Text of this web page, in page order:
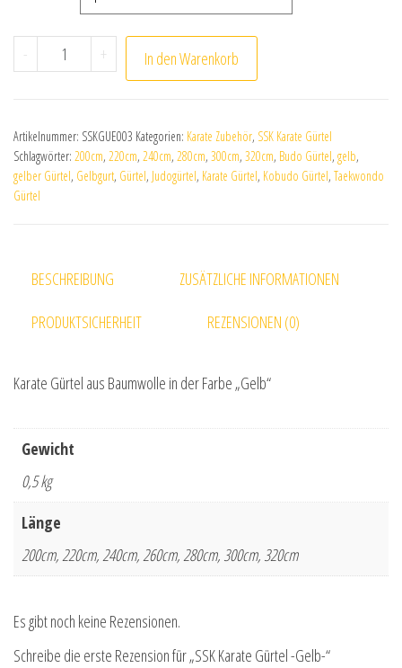
- SSK Karate Gürtel -Gelb- Menge
+ In den Warenkorb
Artikelnummer: SSKGUE003 Kategorien: Karate Zubehör, SSK Karate Gürtel
Schlagwörter: 200cm, 220cm, 240cm, 280cm, 300cm, 320cm, Budo Gürtel, gelb,
gelber Gürtel, Gelbgurt, Gürtel, Judogürtel, Karate Gürtel, Kobudo Gürtel, Taekwondo
Gürtel
BESCHREIBUNG
ZUSÄTZLICHE INFORMATIONEN
PRODUKTSICHERHEIT
REZENSIONEN (0)
Karate Gürtel aus Baumwolle in der Farbe „Gelb“
Gewicht
0,5 kg
Länge
200cm, 220cm, 240cm, 260cm, 280cm, 300cm, 320cm
Es gibt noch keine Rezensionen.
Schreibe die erste Rezension für „SSK Karate Gürtel -Gelb-“